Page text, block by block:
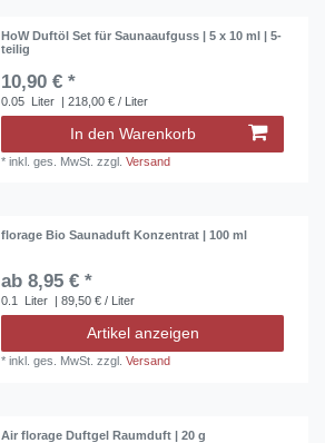
HoW Duftöl Set für Saunaaufguss | 5 x 10 ml | 5-
teilig
10,90 € *
0.05 Liter | 218,00 € / Liter
In den Warenkorb
*inkl. ges. MwSt. zzgl.Versand
florage Bio Saunaduft Konzentrat | 100 ml
ab 8,95 € *
0.1 Liter | 89,50 € / Liter
Artikel anzeigen
*inkl. ges. MwSt. zzgl.Versand
Air florage Duftgel Raumduft | 20 g